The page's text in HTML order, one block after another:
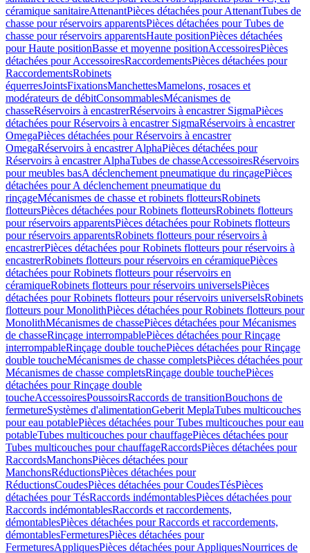
céramique sanitaireAttenantPièces détachées pour AttenantTubes de
chasse pour réservoirs apparentsPièces détachées pour Tubes de
chasse pour réservoirs apparentsHaute positionPièces détachées
pour Haute positionBasse et moyenne positionAccessoiresPièces
détachées pour AccessoiresRaccordementsPièces détachées pour
RaccordementsRobinets
équerresJointsFixationsManchettesMamelons, rosaces et
modérateurs de débitConsommablesMécanismes de
chasseRéservoirs à encastrerRéservoirs à encastrer SigmaPièces
détachées pour Réservoirs à encastrer SigmaRéservoirs à encastrer
OmegaPièces détachées pour Réservoirs à encastrer
OmegaRéservoirs à encastrer AlphaPièces détachées pour
Réservoirs à encastrer AlphaTubes de chasseAccessoiresRéservoirs
pour meubles basA déclenchement pneumatique du rinçagePièces
détachées pour A déclenchement pneumatique du
rinçageMécanismes de chasse et robinets flotteursRobinets
flotteursPièces détachées pour Robinets flotteursRobinets flotteurs
pour réservoirs apparentsPièces détachées pour Robinets flotteurs
pour réservoirs apparentsRobinets flotteurs pour réservoirs à
encastrerPièces détachées pour Robinets flotteurs pour réservoirs à
encastrerRobinets flotteurs pour réservoirs en céramiquePièces
détachées pour Robinets flotteurs pour réservoirs en
céramiqueRobinets flotteurs pour réservoirs universelsPièces
détachées pour Robinets flotteurs pour réservoirs universelsRobinets
flotteurs pour MonolithPièces détachées pour Robinets flotteurs pour
MonolithMécanismes de chassePièces détachées pour Mécanismes
de chasseRinçage interrompablePièces détachées pour Rinçage
interrompableRinçage double touchePièces détachées pour Rinçage
double toucheMécanismes de chasse completsPièces détachées pour
Mécanismes de chasse completsRinçage double touchePièces
détachées pour Rinçage double
toucheAccessoiresPoussoirsRaccords de transitionBouchons de
fermetureSystèmes d'alimentationGeberit MeplaTubes multicouches
pour eau potablePièces détachées pour Tubes multicouches pour eau
potableTubes multicouches pour chauffagePièces détachées pour
Tubes multicouches pour chauffageRaccordsPièces détachées pour
RaccordsManchonsPièces détachées pour
ManchonsRéductionsPièces détachées pour
RéductionsCoudesPièces détachées pour CoudesTésPièces
détachées pour TésRaccords indémontablesPièces détachées pour
Raccords indémontablesRaccords et raccordements,
démontablesPièces détachées pour Raccords et raccordements,
démontablesFermeturesPièces détachées pour
FermeturesAppliquesPièces détachées pour AppliquesNourrices de